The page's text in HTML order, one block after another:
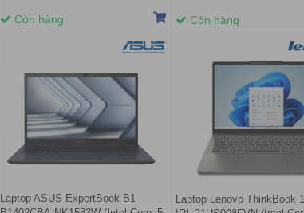
Còn hàng Còn hàng
Laptop ASUS ExpertBook B1
Laptop Lenovo ThinkBook